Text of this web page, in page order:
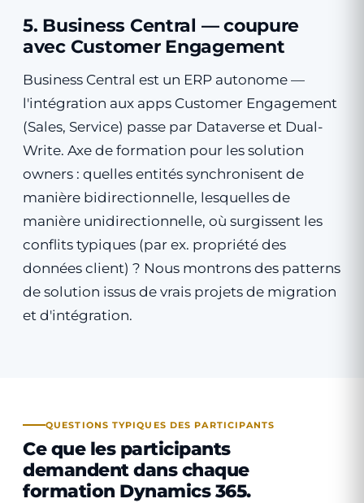
5. Business Central — coupure
avec Customer Engagement
Business Central est un ERP autonome —
l'intégration aux apps Customer Engagement
(Sales, Service) passe par Dataverse et Dual-
Write. Axe de formation pour les solution
owners : quelles entités synchronisent de
manière bidirectionnelle, lesquelles de
manière unidirectionnelle, où surgissent les
conflits typiques (par ex. propriété des
données client) ? Nous montrons des patterns
de solution issus de vrais projets de migration
et d'intégration.
QUESTIONS TYPIQUES DES PARTICIPANTS
Ce que les participants
demandent danschaque
formation Dynamics 365.